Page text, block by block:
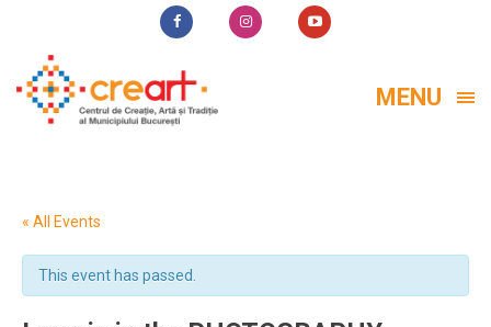
MENU
« All Events
This event has passed.